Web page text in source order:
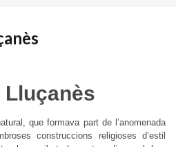
Lluçanès
que formava part de l’anomenada
construccions religioses d’estil